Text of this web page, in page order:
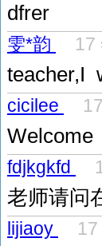
dfrer
雯*韵 17
cicilee
Welcome
fdjkgkfd
老师请问
lijiaoy